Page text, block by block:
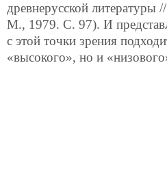
древнерусской литературы
М., 1979. С. 97). И
с этой точки зрения
«высокого», но и